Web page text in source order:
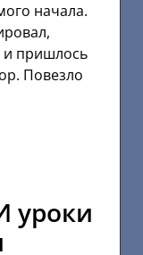
начала.
и пришлось
Повезло
уроки